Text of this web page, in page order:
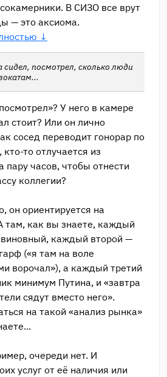
В СИЗО все врут
— это аксиома.
↓
сидел, посмотрел, сколько люди
У него в камере
стоит? Или он лично
сосед переводит гонорар по
то отлучается из
пару часов, чтобы отнести
коллегии?
он ориентируется на
там, как вы знаете, каждый
каждый второй —
(«я там на воле
ворочал»), а каждый третий
минимум Путина, и «завтра
сядут вместо него».
на такой «анализ рынка»
очереди нет. И
услуг от её наличия или